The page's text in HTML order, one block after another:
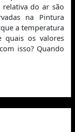
do ar são
na Pintura
a temperatura
quais os valores
isso? Quando